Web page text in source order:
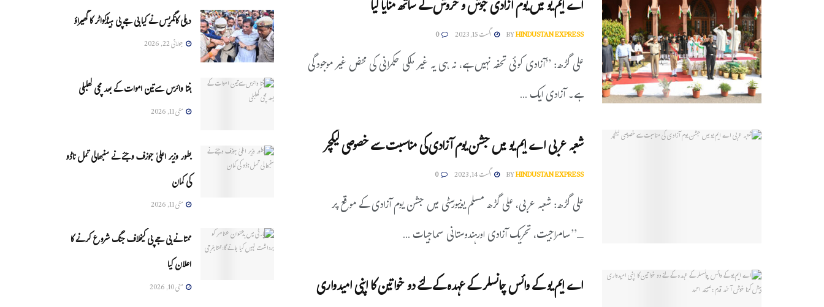
اے ایم یو میں یوم آزادی جوش و خروش کے ساتھ منایا گیا
BYHINDUSTAN EXPRESS اگست 15, 2023 0
علی گڑھ: ’’آزادی کوئی تحفہ نہیں ہے، نہ ہی یہ غیر ملکی حکمرانی کی محض غیر موجودگی
ہے۔ آزادی ایک ...
شعبہ عربی اے ایم یو میں جشن یوم آزادی کی مناسبت سے خصوصی لیکچر
BYHINDUSTAN EXPRESS اگست 14, 2023 0
علی گڑھ: شعبہ عربی، علی گڑھ مسلم یونیورسٹی میں جشن یوم آزادی کے موقع پر
ـ’’سامراجیت، تحریک آزادی اورہندوستانی سماجیات ...
اے ایم یو کے وائس چانسلر کے عہدہ کےلئے دو خواتین کا اپنی امیدواری
دہلی کانگریس نے کیا بی جے پی ہیڈکواٹر کا گھیراؤ
جولائی 22, 2026
ہنتا وائرس سےتین اموات کے بعد مچی کھلبلی
مئی 11, 2026
بطور وزیر اعلیٰ جوزف وجئے نے سنبھالی تمل ناڈو
کی کمان
مئی 11, 2026
ممتا نے بی جے پی کیخلاف جنگ شروع کرنے کا
اعلان کیا
مئی 10, 2026